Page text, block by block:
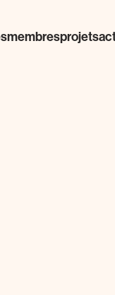
membresprojets